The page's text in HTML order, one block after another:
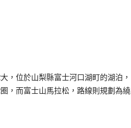
，位於山梨縣富士河口湖町的湖泊，
，而富士山馬拉松，路線則規劃為繞